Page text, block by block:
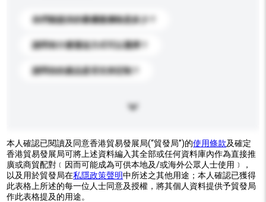
你們能提供的最優惠價格是多少？
請問有什麼運送方式可以選擇？
請問你的產品是否支持定制？
本人確認已閱讀及同意香港貿易發展局(“貿發局”)的使用條款及確定
香港貿易發展局可將上述資料編入其全部或任何資料庫內作為直接推
廣或商貿配對﹝因而可能成為可供本地及/或海外公眾人士使用﹞，
以及用於貿發局在私隱政策聲明中所述之其他用途；本人確認已獲得
此表格上所述的每一位人士同意及授權，將其個人資料提供予貿發局
作此表格提及的用途。